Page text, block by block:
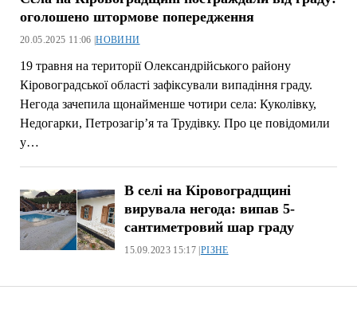
оголошено штормове попередження
20.05.2025 11:06 |НОВИНИ
19 травня на території Олександрійського району
Кіровоградської області зафіксували випадіння граду.
Негода зачепила щонайменше чотири села: Куколівку,
Недогарки, Петрозагір’я та Трудівку. Про це повідомили
у…
В селі на Кіровоградщині
вирувала негода: випав 5-
сантиметровий шар граду
15.09.2023 15:17 | РІЗНЕ